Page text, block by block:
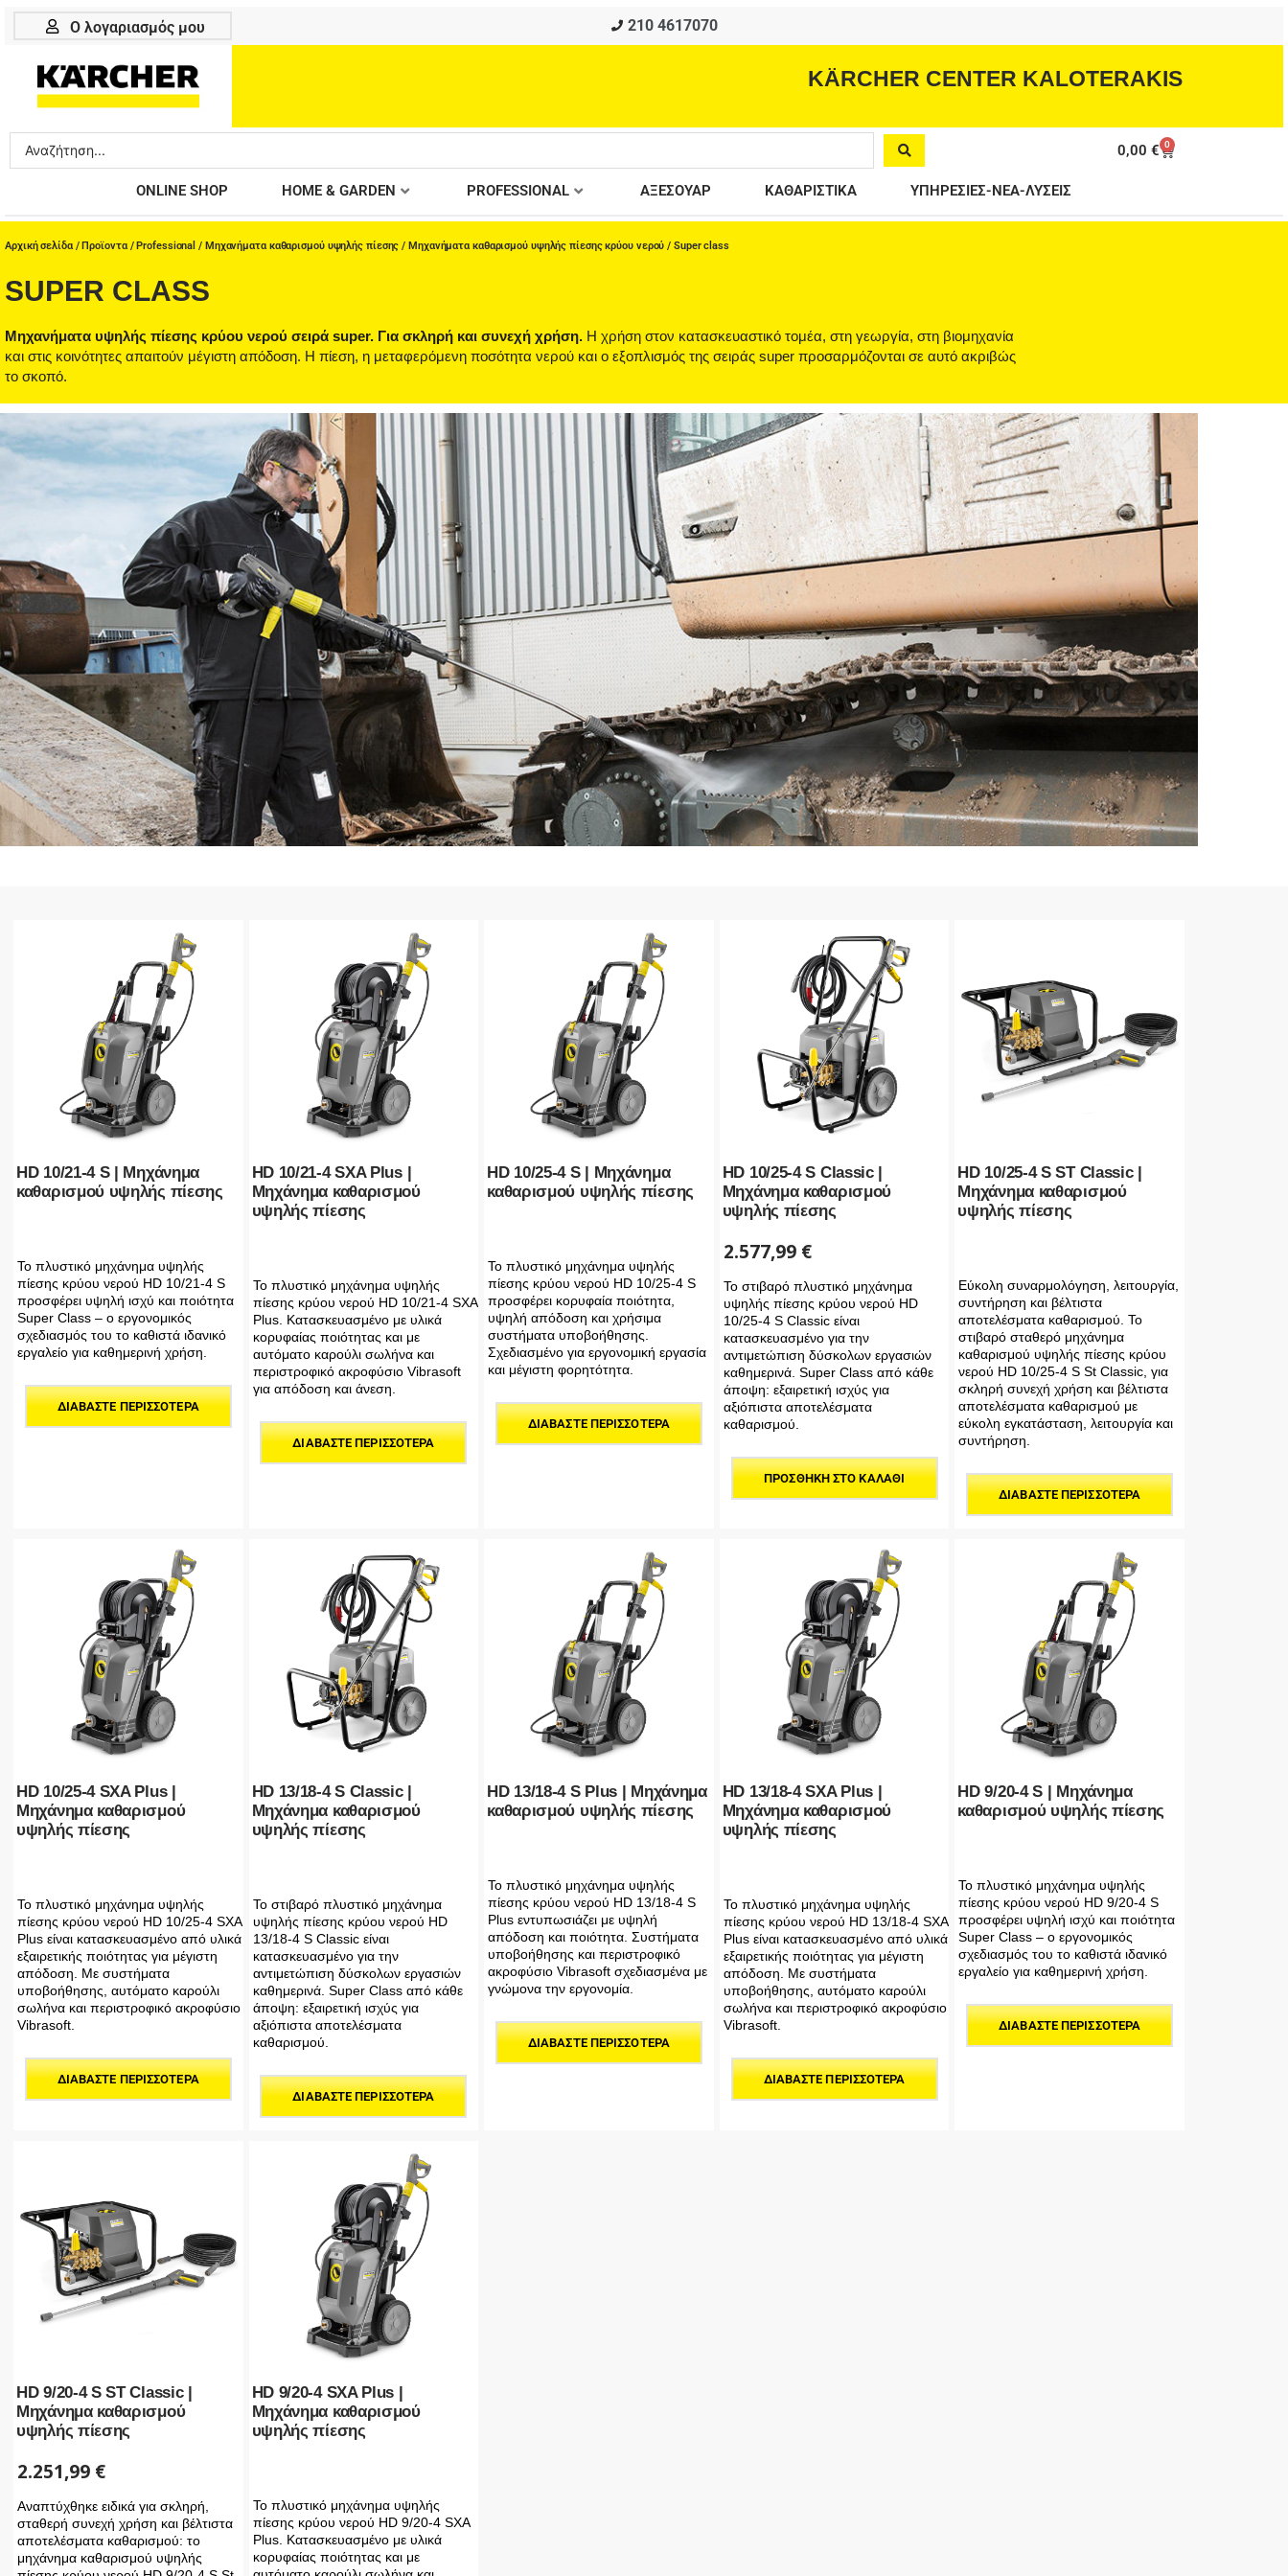
Μετάβαση
Ο λογαριασμός μου 210 4617070
KÄRCHER CENTER KALOTERAKIS
Search
...
0,00€ 0
Cart
ONLINE SHOP HOME & GARDEN PROFESSIONAL ΑΞΕΣΟΥΑΡ ΚΑΘΑΡΙΣΤΙΚΑ ΥΠΗΡΕΣΙΕΣ-ΝΕΑ-ΛΥΣΕΙΣ
Αρχική σελίδα/ Προϊοντα/ Professional / Μηχανήματα καθαρισμού υψηλής πίεσης / Μηχανήματα καθαρισμού υψηλής πίεσης κρύου νερού / Super class
SUPER CLASS
Μηχανήματα υψηλής πίεσης κρύου νερού σειρά super. Για σκληρή και συνεχή χρήση. Η χρήση στον κατασκευαστικό τομέα, στη γεωργία, στη βιομηχανία
και στις κοινότητες απαιτούν μέγιστη απόδοση. Η πίεση, η μεταφερόμενη ποσότητα νερού και ο εξοπλισμός της σειράς super προσαρμόζονται σε αυτό ακριβώς
το σκοπό.
HD 10/21-4 S | Μηχάνημα
καθαρισμού υψηλής πίεσης
Το πλυστικό μηχάνημα υψηλής
πίεσης κρύου νερού HD 10/21-4 S
προσφέρει υψηλή ισχύ και ποιότητα
Super Class – ο εργονομικός
σχεδιασμός του το καθιστά ιδανικό
εργαλείο για καθημερινή χρήση.
ΔΙΑΒΆΣΤΕ ΠΕΡΙΣΣΌΤΕΡΑ
HD 10/21-4 SXA Plus |
Μηχάνημα καθαρισμού
υψηλής πίεσης
Το πλυστικό μηχάνημα υψηλής
πίεσης κρύου νερού HD 10/21-4 SXA
Plus. Κατασκευασμένο με υλικά
κορυφαίας ποιότητας και με
αυτόματο καρούλι σωλήνα και
περιστροφικό ακροφύσιο Vibrasoft
για απόδοση και άνεση.
ΔΙΑΒΆΣΤΕ ΠΕΡΙΣΣΌΤΕΡΑ
HD 10/25-4 S | Μηχάνημα
καθαρισμού υψηλής πίεσης
Το πλυστικό μηχάνημα υψηλής
πίεσης κρύου νερού HD 10/25-4 S
προσφέρει κορυφαία ποιότητα,
υψηλή απόδοση και χρήσιμα
συστήματα υποβοήθησης.
Σχεδιασμένο για εργονομική εργασία
και μέγιστη φορητότητα.
ΔΙΑΒΆΣΤΕ ΠΕΡΙΣΣΌΤΕΡΑ
HD 10/25-4 S Classic |
Μηχάνημα καθαρισμού
υψηλής πίεσης
2.577,99 €
Το στιβαρό πλυστικό μηχάνημα
υψηλής πίεσης κρύου νερού HD
10/25-4 S Classic είναι
κατασκευασμένο για την
αντιμετώπιση δύσκολων εργασιών
καθημερινά. Super Class από κάθε
άποψη: εξαιρετική ισχύς για
αξιόπιστα αποτελέσματα
καθαρισμού.
ΠΡΟΣΘΉΚΗ ΣΤΟ ΚΑΛΆΘΙ
HD 10/25-4 S ST Classic |
Μηχάνημα καθαρισμού
υψηλής πίεσης
Εύκολη συναρμολόγηση, λειτουργία,
συντήρηση και βέλτιστα
αποτελέσματα καθαρισμού. Το
στιβαρό σταθερό μηχάνημα
καθαρισμού υψηλής πίεσης κρύου
νερού HD 10/25-4 S St Classic, για
σκληρή συνεχή χρήση και βέλτιστα
αποτελέσματα καθαρισμού με
εύκολη εγκατάσταση, λειτουργία και
συντήρηση.
ΔΙΑΒΆΣΤΕ ΠΕΡΙΣΣΌΤΕΡΑ
HD 10/25-4 SXA Plus |
Μηχάνημα καθαρισμού
υψηλής πίεσης
Το πλυστικό μηχάνημα υψηλής
πίεσης κρύου νερού HD 10/25-4 SXA
Plus είναι κατασκευασμένο από υλικά
εξαιρετικής ποιότητας για μέγιστη
απόδοση. Με συστήματα
υποβοήθησης, αυτόματο καρούλι
σωλήνα και περιστροφικό ακροφύσιο
Vibrasoft.
ΔΙΑΒΆΣΤΕ ΠΕΡΙΣΣΌΤΕΡΑ
HD 13/18-4 S Classic |
Μηχάνημα καθαρισμού
υψηλής πίεσης
Το στιβαρό πλυστικό μηχάνημα
υψηλής πίεσης κρύου νερού HD
13/18-4 S Classic είναι
κατασκευασμένο για την
αντιμετώπιση δύσκολων εργασιών
καθημερινά. Super Class από κάθε
άποψη: εξαιρετική ισχύς για
αξιόπιστα αποτελέσματα
καθαρισμού.
ΔΙΑΒΆΣΤΕ ΠΕΡΙΣΣΌΤΕΡΑ
HD 13/18-4 S Plus | Μηχάνημα
καθαρισμού υψηλής πίεσης
Το πλυστικό μηχάνημα υψηλής
πίεσης κρύου νερού HD 13/18-4 S
Plus εντυπωσιάζει με υψηλή
απόδοση και ποιότητα. Συστήματα
υποβοήθησης και περιστροφικό
ακροφύσιο Vibrasoft σχεδιασμένα με
γνώμονα την εργονομία.
ΔΙΑΒΆΣΤΕ ΠΕΡΙΣΣΌΤΕΡΑ
HD 13/18-4 SXA Plus |
Μηχάνημα καθαρισμού
υψηλής πίεσης
Το πλυστικό μηχάνημα υψηλής
πίεσης κρύου νερού HD 13/18-4 SXA
Plus είναι κατασκευασμένο από υλικά
εξαιρετικής ποιότητας για μέγιστη
απόδοση. Με συστήματα
υποβοήθησης, αυτόματο καρούλι
σωλήνα και περιστροφικό ακροφύσιο
Vibrasoft.
ΔΙΑΒΆΣΤΕ ΠΕΡΙΣΣΌΤΕΡΑ
HD 9/20-4 S | Μηχάνημα
καθαρισμού υψηλής πίεσης
Το πλυστικό μηχάνημα υψηλής
πίεσης κρύου νερού HD 9/20-4 S
προσφέρει υψηλή ισχύ και ποιότητα
Super Class – ο εργονομικός
σχεδιασμός του το καθιστά ιδανικό
εργαλείο για καθημερινή χρήση.
ΔΙΑΒΆΣΤΕ ΠΕΡΙΣΣΌΤΕΡΑ
HD 9/20-4 S ST Classic |
Μηχάνημα καθαρισμού
υψηλής πίεσης
2.251,99 €
Αναπτύχθηκε ειδικά για σκληρή,
σταθερή συνεχή χρήση και βέλτιστα
αποτελέσματα καθαρισμού: το
μηχάνημα καθαρισμού υψηλής
HD 9/20-4 SXA Plus |
Μηχάνημα καθαρισμού
υψηλής πίεσης
Το πλυστικό μηχάνημα υψηλής
πίεσης κρύου νερού HD 9/20-4 SXA
Plus. Κατασκευασμένο με υλικά
κορυφαίας ποιότητας και με